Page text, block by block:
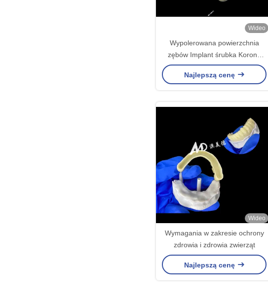
Wideo
Wypolerowana powierzchnia
zębów Implant śrubka Korona
utrzymywana do wymiany zębów
Najlepszą cenę
Wideo
Wymagania w zakresie ochrony
zdrowia i zdrowia zwierząt
Najlepszą cenę